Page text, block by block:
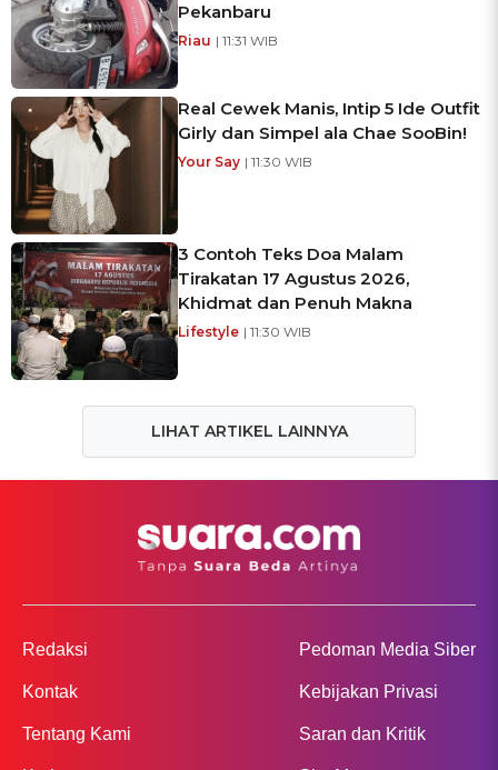
Pekanbaru
Riau | 11:31 WIB
Real Cewek Manis, Intip 5 Ide Outfit
Girly dan Simpel ala Chae SooBin!
Your Say | 11:30 WIB
3 Contoh Teks Doa Malam
Tirakatan 17 Agustus 2026,
Khidmat dan Penuh Makna
Lifestyle | 11:30 WIB
LIHAT ARTIKEL LAINNYA
Redaksi
Kontak
Tentang Kami
Pedoman Media Siber
Kebijakan Privasi
Saran dan Kritik